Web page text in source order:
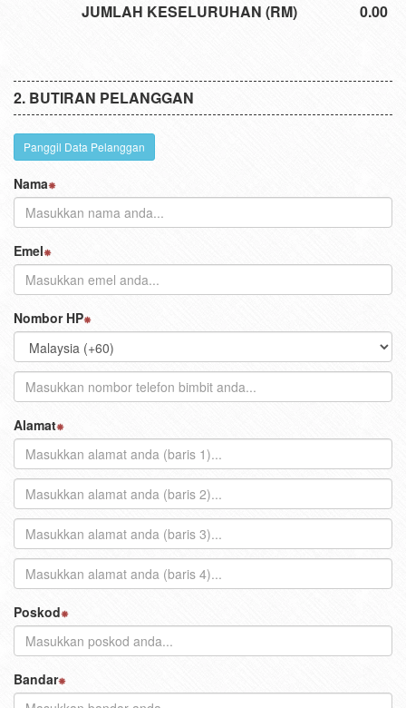
JUMLAH KESELURUHAN (RM) 0.00
BUTIRAN PELANGGAN
Panggil Data Pelanggan
Nama
Emel
Nombor HP
Alamat
Poskod
Bandar